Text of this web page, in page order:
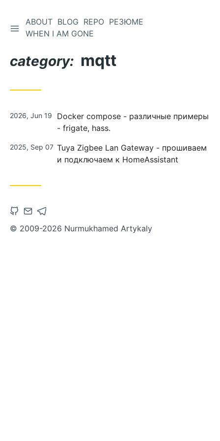
ABOUT BLOG REPO РЕЗЮМЕ
WHEN I AM GONE
category: mqtt
2026, Jun 19
Docker compose - различные примеры
- frigate, hass.
2025, Sep 07 Tuya Zigbee Lan Gateway - прошиваем
и подключаем к HomeAssistant
© 2009-2026 Nurmukhamed Artykaly